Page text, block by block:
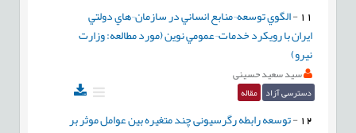
11
-الگوي توسعه¬منابع انساني در سازمان¬هاي دولتي
ايران با رويكرد خدمات¬عمومي نوين (مورد مطالعه: وزارت
نيرو)
سید سعید حسینی
دسترسی آزاد مقاله
12
-توسعه رابطه رگرسیونی چند متغیره بین عوامل موثر بر